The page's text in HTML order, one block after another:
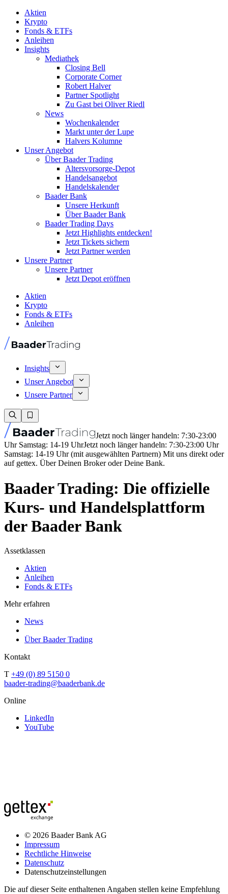
Aktien
Krypto
Fonds & ETFs
Anleihen
Insights
Mediathek
Closing Bell
Corporate Corner
Robert Halver
Partner Spotlight
Zu Gast bei Oliver Riedl
News
Wochenkalender
Markt unter der Lupe
Halvers Kolumne
Unser Angebot
Über Baader Trading
Altersvorsorge-Depot
Handelsangebot
Handelskalender
Baader Bank
Unsere Herkunft
Über Baader Bank
Baader Trading Days
Jetzt Highlights entdecken!
Jetzt Tickets sichern
Jetzt Partner werden
Unsere Partner
Unsere Partner
Jetzt Depot eröffnen
Aktien
Krypto
Fonds & ETFs
Anleihen
Insights
Unser Angebot
Unsere Partner
Jetzt noch länger handeln: 7:30-23:00
Uhr Samstag: 14-19 UhrJetzt noch länger handeln: 7:30-23:00 Uhr
Samstag: 14-19 Uhr (mit ausgewählten Partnern) Mit uns direkt oder
auf gettex. Über Deinen Broker oder Deine Bank.
Baader Trading: Die offizielle
Kurs- und Handelsplattform
der Baader Bank
Assetklassen
Aktien
Anleihen
Fonds & ETFs
Mehr erfahren
News
Über Baader Trading
Kontakt
T +49 (0) 89 5150 0
baader-trading@baaderbank.de
Online
LinkedIn
YouTube
© 2026 Baader Bank AG
Impressum
Rechtliche Hinweise
Datenschutz
Datenschutzeinstellungen
Die auf dieser Seite enthaltenen Angaben stellen keine Empfehlung